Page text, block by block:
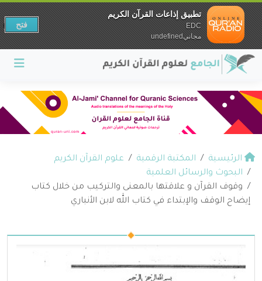
الرئيسية المكتبة الرقمية
علوم القرآن الكريم
البحوث والرسائل العلمية
وقوف القرآن و علاقتها بالمعنى والتركيب من خلال كتاب
إيضاح الوقف والإبتداء في كتاب الله لابن الأنباري
تطبيق إذاعات القرآن الكريم
EDC
مجانيundefined
فتح